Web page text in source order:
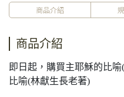
商品介紹
商品介紹
即日起，購買主耶穌的比
比喻(林獻生長老著)